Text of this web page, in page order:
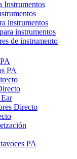
Instrumentos
instrumentos
instrumentos
de instrumento
PA
Directo
PA